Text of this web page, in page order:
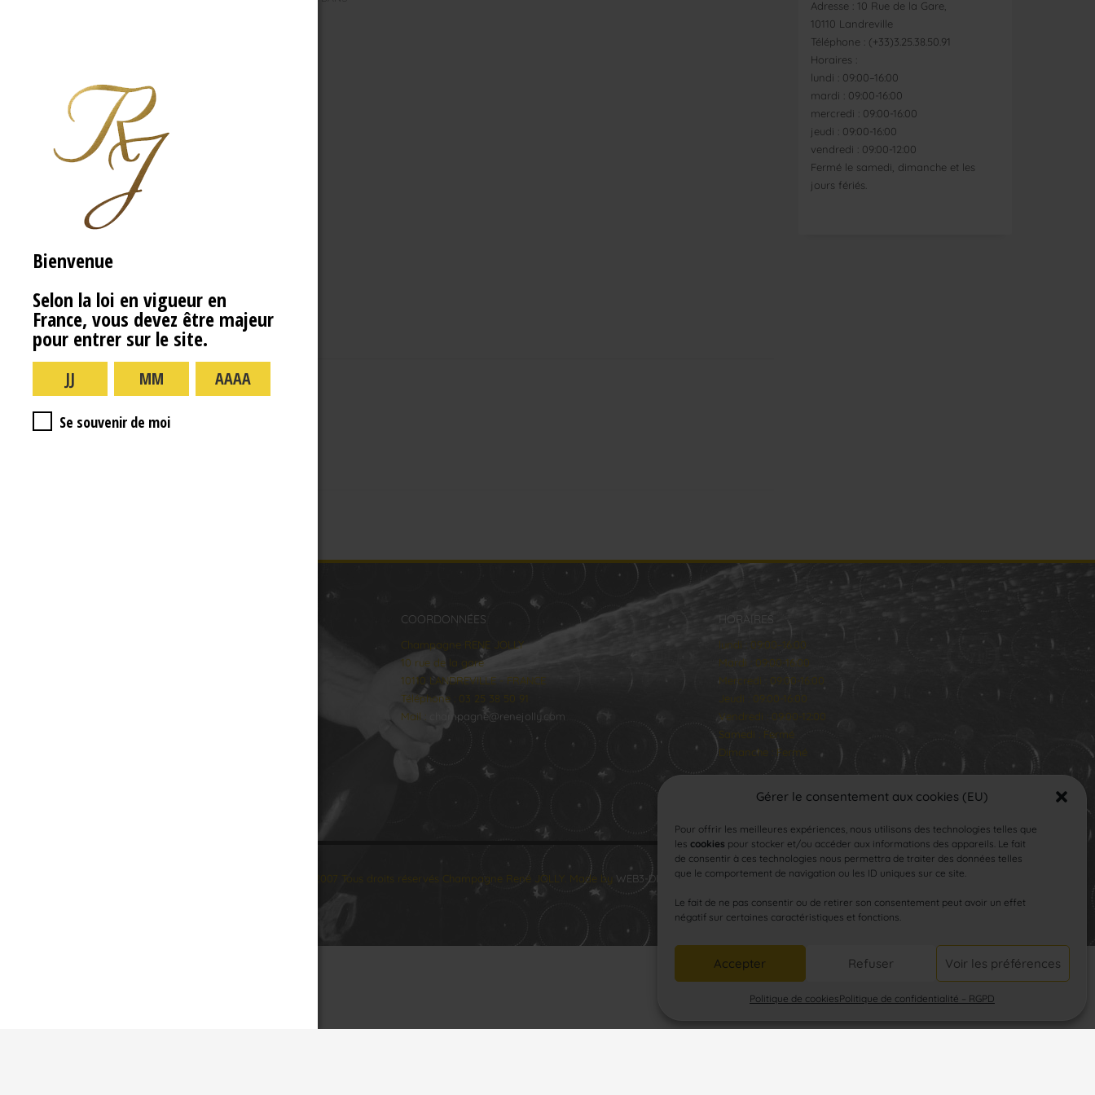
Gérer le consentement aux cookies (EU)
Pour offrir les meilleures expériences, nous utilisons des technologies telles que
les cookies pour stocker et/ou accéder aux informations des appareils. Le fait
de consentir à ces technologies nous permettra de traiter des données telles
que le comportement de navigation ou les ID uniques sur ce site.
Le fait de ne pas consentir ou de retirer son consentement peut avoir un effet
négatif sur certaines caractéristiques et fonctions.
Accepter Refuser Voir les préférences
Politique de cookiesPolitique de confidentialité – RGPD
Adresse : 10 Rue de la Gare,
10110 Landreville
Téléphone : (+33)3.25.38.50.91
Horaires :
lundi : 09:00–16:00
mardi : 09:00-16:00
mercredi : 09:00-16:00
jeudi : 09:00-16:00
vendredi : 09:00-12:00
Fermé le samedi, dimanche et les
jours fériés.
COORDONNÉES
Champagne RENE JOLLY
10 rue de la gare
10110 LANDREVILLE - FRANCE
Téléphone : 03 25 38 50 91
Mail :
champagne@renejolly.com
HORAIRES
lundi : 09:00–16:00
Mardi : 09:00-16:00
Mercredi : 09:00-16:00
Jeudi : 09:00-16:00
Vendredi : 09:00-12:00
Samedi : Fermé
Dimanche : Fermé
© 2007 Tous droits réservés Champagne René JOLLY. Made by WEB3-DESIGN.
Bienvenue
Selon la loi en vigueur en
France, vous devez être majeur
pour entrer sur le site.
Se souvenir de moi